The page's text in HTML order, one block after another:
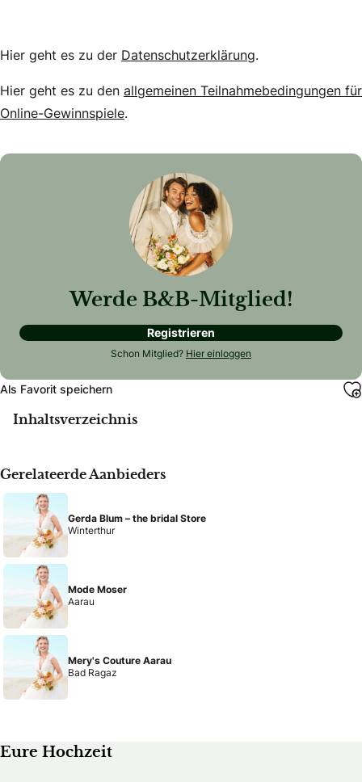
Hier geht es zu der Datenschutzerklärung.
Hier geht es zu den allgemeinen Teilnahmebedingungen für
Online-Gewinnspiele.
Werde B&B-Mitglied!
Registrieren
Schon Mitglied? Hier einloggen
Als Favorit speichern
Inhaltsverzeichnis
Gerelateerde Aanbieders
Gerda Blum – the bridal Store
Winterthur
Mode Moser
Aarau
Mery's Couture Aarau
Bad Ragaz
Eure Hochzeit